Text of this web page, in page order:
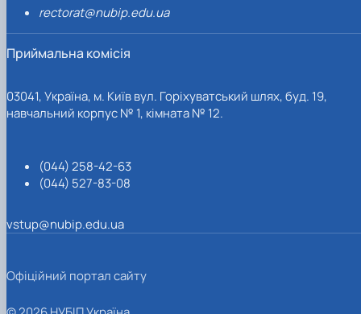
rectorat@nubip.edu.ua
Приймальна комісія
03041, Україна, м. Київ вул. Горіхуватський шлях, буд. 19,
навчальний корпус № 1, кімната № 12.
(044) 258-42-63
(044) 527-83-08
vstup@nubip.edu.ua
Офіційний портал сайту